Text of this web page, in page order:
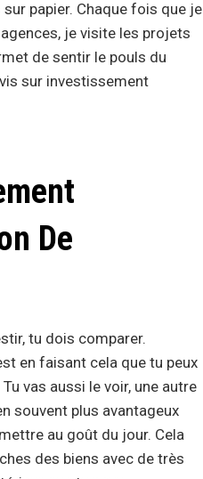
papier. Chaque fois que je
je visite les projets
de sentir le pouls du
sur investissement
De
tu dois comparer.
en faisant cela que tu peux
vas aussi le voir, une autre
souvent plus avantageux
au goût du jour. Cela
des biens avec de très